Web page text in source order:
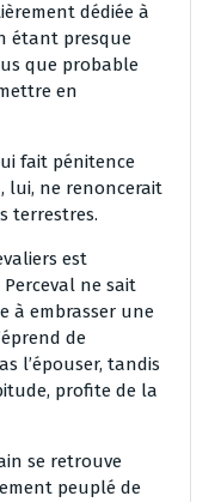
dédiée à
étant presque
que probable
en
fait pénitence
lui, ne renoncerait
terrestres.
est
ne sait
à embrasser une
de
l’épouser, tandis
profite de la
se retrouve
peuplé de